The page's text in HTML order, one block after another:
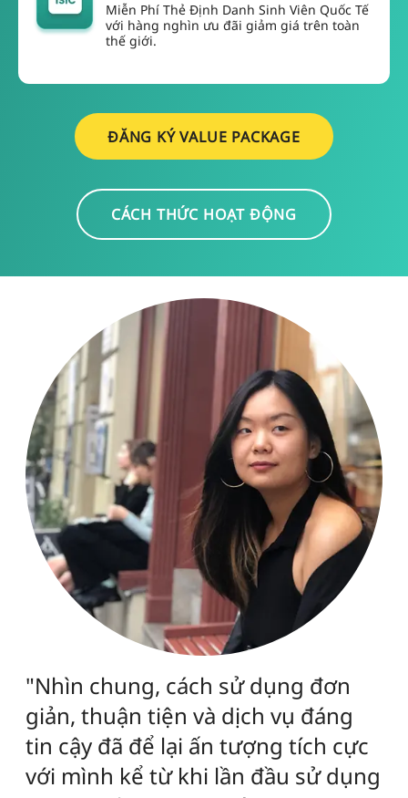
Miễn Phí Thẻ Định Danh Sinh Viên Quốc Tế
với hàng nghìn ưu đãi giảm giá trên toàn
thế giới.
ĐĂNG KÝ VALUE PACKAGE
CÁCH THỨC HOẠT ĐỘNG
"Expatrio khiến mọi thứ trở nên
đơn giản hơn với mình, từ các
thông báo cho tới quá trình mở Tài
Khoản Phong Toả, nhận bảo hiểm